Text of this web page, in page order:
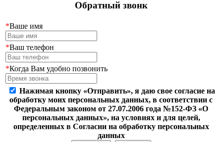
Обратный звонк
*Ваше имя
*Ваш телефон
*Когда Вам удобно позвонить
Нажимая кнопку «Отправить», я даю свое согласие на
обработку моих персональных данных, в соответствии с
Федеральным законом от 27.07.2006 года №152-ФЗ «О
персональных данных», на условиях и для целей,
определенных в Согласии на обработку персональных
данных